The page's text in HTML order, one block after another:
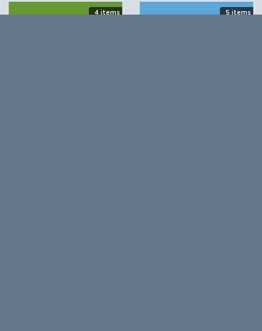
‘Grote groeikansen Europese markt voor biobased
producten’
4 items 5 items